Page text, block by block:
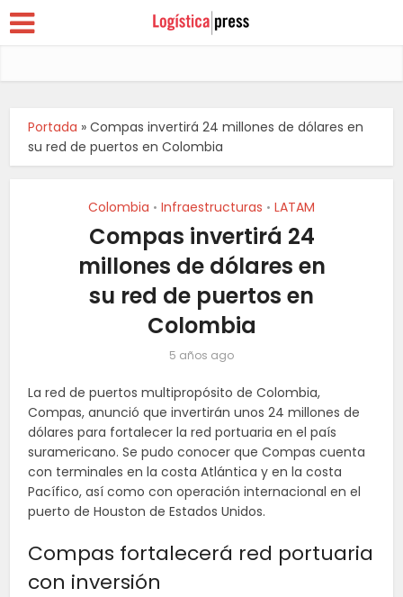
Portada »Compas invertirá 24 millones de dólares en
su red de puertos en Colombia
Colombia • Infraestructuras • LATAM
Compas invertirá 24
millones de dólares en
su red de puertos en
Colombia
5 años ago
La red de puertos multipropósito de Colombia,
Compas, anunció que invertirán unos 24 millones de
dólares para fortalecer la red portuaria en el país
suramericano. Se pudo conocer que Compas cuenta
con terminales en la costa Atlántica y en la costa
Pacífico, así como con operación internacional en el
puerto de Houston de Estados Unidos.
Compas fortalecerá red portuaria
con inversión